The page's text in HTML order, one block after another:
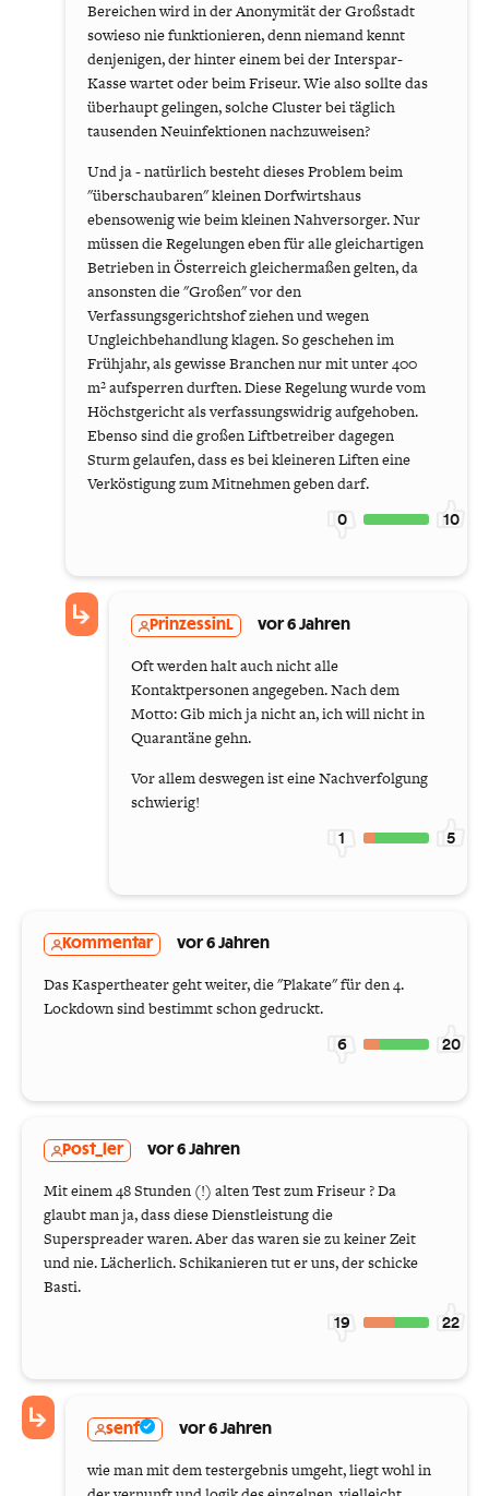
Bereichen wird in der Anonymität der Großstadt
sowieso nie funktionieren, denn niemand kennt
denjenigen, der hinter einem bei der Interspar-
Kasse wartet oder beim Friseur. Wie also sollte das
überhaupt gelingen, solche Cluster bei täglich
tausenden Neuinfektionen nachzuweisen?
Und ja - natürlich besteht dieses Problem beim
"überschaubaren" kleinen Dorfwirtshaus
ebensowenig wie beim kleinen Nahversorger. Nur
müssen die Regelungen eben für alle gleichartigen
Betrieben in Österreich gleichermaßen gelten, da
ansonsten die "Großen" vor den
Verfassungsgerichtshof ziehen und wegen
Ungleichbehandlung klagen. So geschehen im
Frühjahr, als gewisse Branchen nur mit unter 400
m² aufsperren durften. Diese Regelung wurde vom
Höchstgericht als verfassungswidrig aufgehoben.
Ebenso sind die großen Liftbetreiber dagegen
Sturm gelaufen, dass es bei kleineren Liften eine
Verköstigung zum Mitnehmen geben darf.
0 10
PrinzessinL vor 6 Jahren
Oft werden halt auch nicht alle
Kontaktpersonen angegeben. Nach dem
Motto: Gib mich ja nicht an, ich will nicht in
Quarantäne gehn.
Vor allem deswegen ist eine Nachverfolgung
schwierig!
1 5
Kommentar vor 6 Jahren
Das Kaspertheater geht weiter, die "Plakate" für den 4.
Lockdown sind bestimmt schon gedruckt.
6 20
Post_ler vor 6 Jahren
Mit einem 48 Stunden (!) alten Test zum Friseur ? Da
glaubt man ja, dass diese Dienstleistung die
Superspreader waren. Aber das waren sie zu keiner Zeit
und nie. Lächerlich. Schikanieren tut er uns, der schicke
Basti.
19 22
senf vor 6 Jahren
wie man mit dem testergebnis umgeht, liegt wohl in